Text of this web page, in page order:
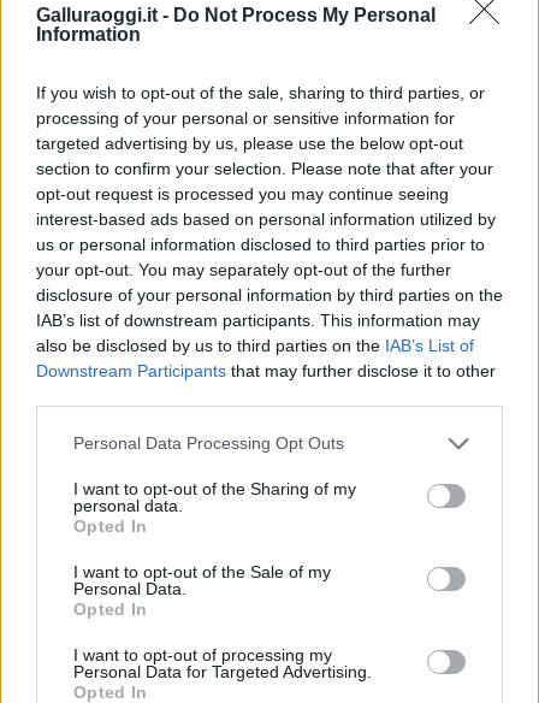
Galluraoggi.it - Do Not Process My Personal
Information
If you wish to opt-out of the sale, sharing to third parties, or
processing of your personal or sensitive information for
targeted advertising by us, please use the below opt-out
section to confirm your selection. Please note that after your
opt-out request is processed you may continue seeing
interest-based ads based on personal information utilized by
us or personal information disclosed to third parties prior to
your opt-out. You may separately opt-out of the further
disclosure of your personal information by third parties on the
IAB’s list of downstream participants. This information may
also be disclosed by us to third parties on the IAB’s List of
Downstream Participants that may further disclose it to other
Please note that this website/app uses one or more Google
not limited to your visit or usage behaviour. You may click to
grant or deny consent to Google and its third-party tags to
use your data for below specified purposes in below Google
consent section.
Personal Data Processing Opt Outs
I want to opt-out of the Sharing of my
personal data.
Opted In
I want to opt-out of the Sale of my
Personal Data.
Opted In
I want to opt-out of processing my
Personal Data for Targeted Advertising.
Opted In
Calypso Beach Club
Notizie Badesi
Inviaci le tue segnalazioni,
i tuoi video e le tue foto
Su WhatsApp al numero +39
345 356 7512
Notizie in tempo reale?
Entra nel canale telegram di